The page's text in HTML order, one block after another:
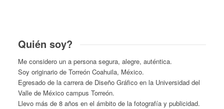
Quién soy?
Me considero un a persona segura, alegre, auténtica.
Soy originario de Torreón Coahuila, México.
Egresado de la carrera de Diseño Gráfico en la Universidad del
Valle de México campus Torreón.
Llevo más de 8 años en el ámbito de la fotografía y publicidad.